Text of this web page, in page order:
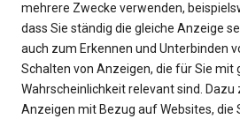
mehrere Zwecke verwenden,
dass Sie ständig die gleiche Anzeige
auch zum Erkennen und Unterbinden
Schalten von Anzeigen, die für Sie mit
Wahrscheinlichkeit relevant sind. Dazu
Anzeigen mit Bezug auf Websites, die